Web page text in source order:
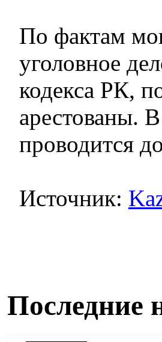
По фактам
уголовное
кодекса РК,
арестованы.
проводится
Источник:
Последние